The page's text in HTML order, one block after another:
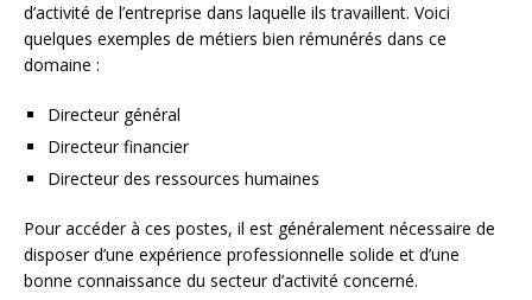
d’activité de l’entreprise dans laquelle ils travaillent. Voici
quelques exemples de métiers bien rémunérés dans ce
domaine :
Directeur général
Directeur financier
Directeur des ressources humaines
Pour accéder à ces postes, il est généralement nécessaire de
disposer d’une expérience professionnelle solide et d’une
bonne connaissance du secteur d’activité concerné.